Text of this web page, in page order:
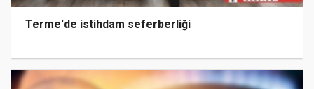
Terme'de istihdam seferberliği